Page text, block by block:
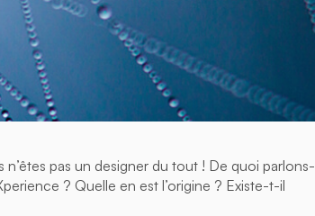
n’êtes pas un designer du tout ! De quoi parlons-
? Quelle en est l’origine ? Existe-t-il